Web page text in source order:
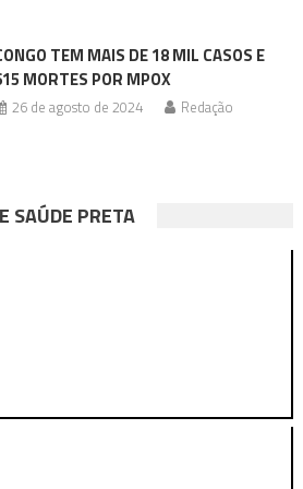
TEM MAIS DE 18 MIL CASOS E
MORTES POR MPOX
26 de agosto de 2024 Redação
SAÚDE PRETA